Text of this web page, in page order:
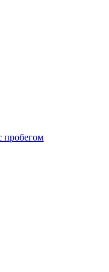
пробегом